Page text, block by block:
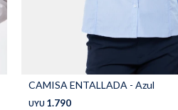
CAMISA ENTALLADA - Azul
UYU 1.790